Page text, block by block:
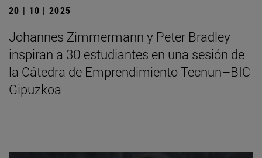
20 | 10 | 2025
Johannes Zimmermann y Peter Bradley
inspiran a 30 estudiantes en una sesión de
la Cátedra de Emprendimiento Tecnun–BIC
Gipuzkoa